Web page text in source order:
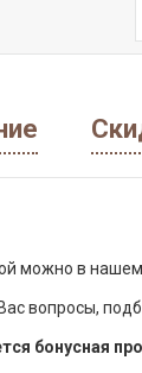
можно в
вопросы,
бонусная